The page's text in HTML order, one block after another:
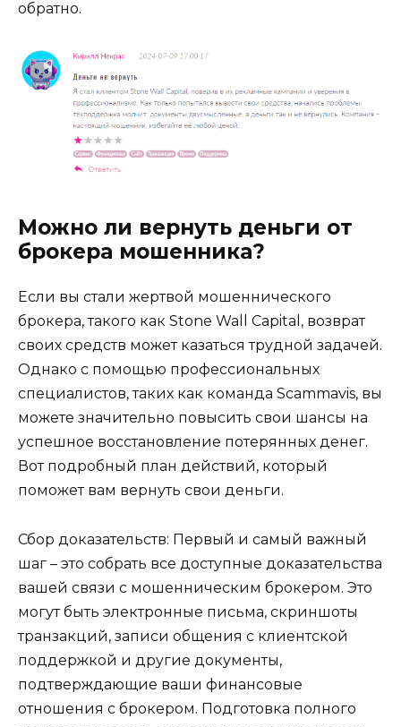
обратно.
Можно ли вернуть деньги от
брокера мошенника?
Если вы стали жертвой мошеннического
брокера, такого как Stone Wall Capital, возврат
своих средств может казаться трудной задачей.
Однако с помощью профессиональных
специалистов, таких как команда Scammavis, вы
можете значительно повысить свои шансы на
успешное восстановление потерянных денег.
Вот подробный план действий, который
поможет вам вернуть свои деньги.
Сбор доказательств: Первый и самый важный
шаг – это собрать все доступные доказательства
вашей связи с мошенническим брокером. Это
могут быть электронные письма, скриншоты
транзакций, записи общения с клиентской
поддержкой и другие документы,
подтверждающие ваши финансовые
отношения с брокером. Подготовка полного